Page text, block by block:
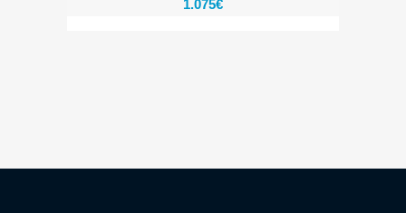
1.075€